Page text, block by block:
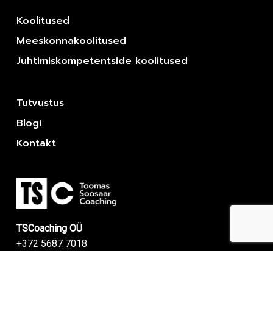
Koolitused
Meeskonnakoolitused
Juhtimiskompetentside koolitused
Tutvustus
Blogi
Kontakt
TSCoaching OÜ
+372 5687 7018